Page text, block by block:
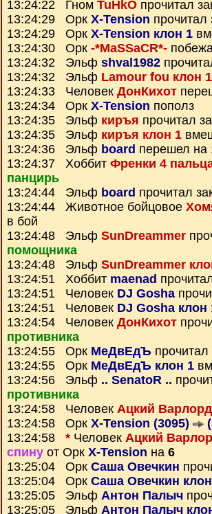
13:24:22 Гном TuHkO прочитал
13:24:29 Орк X-Tension прочитал
13:24:29 Орк X-Tension клон 1
13:24:30 Орк -*MaSSaCR*-
13:24:32 Эльф shval1982
13:24:32 Эльф Lamour fou клон 1
13:24:33 Человек ДонКихот
13:24:34 Орк X-Tension пополз
13:24:35 Эльф киръя прочитал
13:24:35 Эльф киръя клон 1
13:24:36 Эльф board перешел на
13:24:37 Хоббит Френки 4
панцирь
13:24:44 Эльф board прочитал
13:24:44 Животное бойцовое
в бой
13:24:48 Эльф SunDreammer
помощника
13:24:48 Эльф SunDreammer
13:24:51 Хоббит maenad
13:24:51 Человек DJ Gosha
13:24:51 Человек DJ Gosha клон
13:24:54 Человек ДонКихот
противника
13:24:55 Орк МеДвЕдЪ
13:24:55 Орк МеДвЕдЪ клон 1
13:24:56 Эльф .. SenatoR ..
противника
13:24:58 Человек Ацкий Варлорд
13:24:58 Орк X-Tension (3095)
13:24:58 * Человек Ацкий
спину от Орк X-Tension на 6
13:25:04 Орк Саша Овечкин
13:25:04 Орк Саша Овечкин
13:25:05 Эльф Антон Палыч
13:25:05 Эльф Антон Палыч